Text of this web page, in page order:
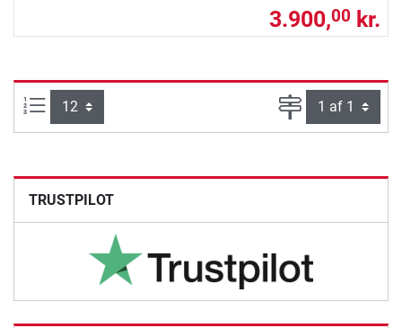
3.900,00 kr.
Artikel pr. side: Side
TRUSTPILOT